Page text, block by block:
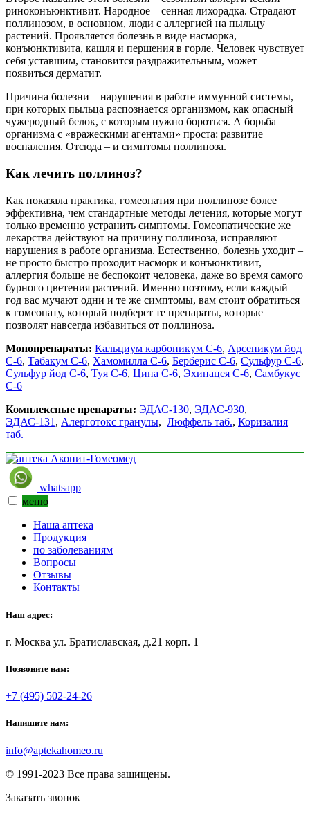
риноконъюнктивит. Народное – сенная лихорадка. Страдают
поллинозом, в основном, люди с аллергией на пыльцу
растений. Проявляется болезнь в виде насморка,
конъюнктивита, кашля и першения в горле. Человек чувствует
себя уставшим, становится раздражительным, может
появиться дерматит.
Причина болезни – нарушения в работе иммунной системы,
при которых пыльца распознается организмом, как опасный
чужеродный белок, с которым нужно бороться. А борьба
организма с «вражескими агентами» проста: развитие
воспаления. Отсюда – и симптомы поллиноза.
Как лечить поллиноз?
Как показала практика, гомеопатия при поллинозе более
эффективна, чем стандартные методы лечения, которые могут
только временно устранить симптомы. Гомеопатические же
лекарства действуют на причину поллиноза, исправляют
нарушения в работе организма. Естественно, болезнь уходит –
не просто быстро проходит насморк и конъюнктивит,
аллергия больше не беспокоит человека, даже во время самого
бурного цветения растений. Именно поэтому, если каждый
год вас мучают одни и те же симптомы, вам стоит обратиться
к гомеопату, который подберет те препараты, которые
позволят навсегда избавиться от поллиноза.
Монопрепараты: Кальциум карбоникум С-6, Арсеникум йод
С-6, Табакум С-6, Хамомилла С-6, Берберис С-6, Сульфур С-6,
Сульфур йод С-6, Туя С-6, Цина С-6, Эхинацея С-6, Самбукус
С-6
Комплексные препараты: ЭДАС-130, ЭДАС-930,
ЭДАС-131 , Алерготокс гранулы, Люффель таб., Коризалия
таб.
whatsapp
меню
Наша аптека
Продукция
по заболеваниям
Вопросы
Отзывы
Контакты
Наш адрес:
г. Москва ул. Братиславская, д.21 корп. 1
Позвоните нам:
+7 (495) 502-24-26
Напишите нам:
info@aptekahomeo.ru
© 1991-2023 Все права защищены.
Заказать звонок